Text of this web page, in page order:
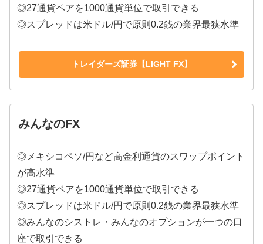
◎27通貨ペアを1000通貨単位で取引できる
◎スプレッドは米ドル/円で原則0.2銭の業界最狭水準
トレイダーズ証券【LIGHT FX】
みんなのFX
◎メキシコペソ/円など高金利通貨のスワップポイント
が高水準
◎27通貨ペアを1000通貨単位で取引できる
◎スプレッドは米ドル/円で原則0.2銭の業界最狭水準
◎みんなのシストレ・みんなのオプションが一つの口
座で取引できる